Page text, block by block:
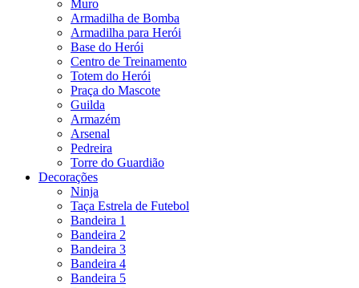
Muro
Armadilha de Bomba
Armadilha para Herói
Base do Herói
Centro de Treinamento
Totem do Herói
Praça do Mascote
Guilda
Armazém
Arsenal
Pedreira
Torre do Guardião
Decorações
Ninja
Taça Estrela de Futebol
Bandeira 1
Bandeira 2
Bandeira 3
Bandeira 4
Bandeira 5